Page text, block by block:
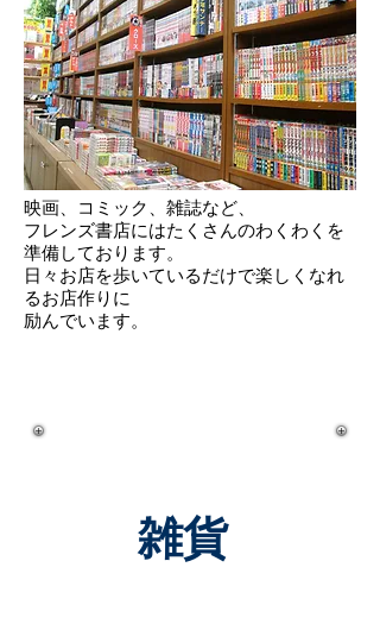
映画、コミック、雑誌など、
フレンズ書店にはたくさんのわくわくを
準備しております。
日々お店を歩いているだけで楽しくなれ
るお店作りに
励んでいます。
雑貨